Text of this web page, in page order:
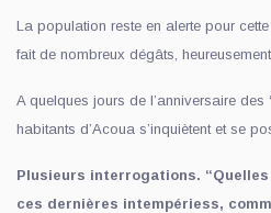
La population reste en alerte pour
fait de nombreux dégâts,
A quelques jours de l’anniversaire des
habitants d’Acoua s’inquiètent et se
Plusieurs interrogations.
ces dernières intempériess,